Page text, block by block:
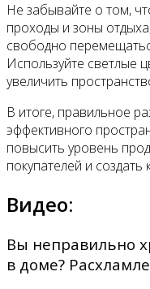
Не забывайте о том,
проходы и зоны
свободно
Используйте светлые
увеличить
В итоге, правильное
эффективного
повысить уровень
покупателей и
Видео:
Вы неправильно
в доме?